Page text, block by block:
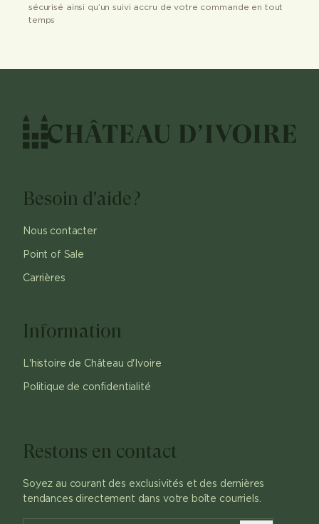
sécurisé ainsi qu’un suivi accru de votre commande en tout
temps
Besoin d'aide?
Nous contacter
Point of Sale
Carrières
Information
L'histoire de Château d'Ivoire
Politique de confidentialité
Restons en contact
Soyez au courant des exclusivités et des dernières
tendances directement dans votre boîte courriels.